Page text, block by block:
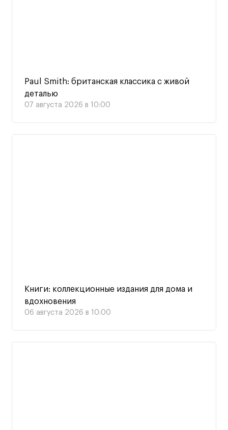
Paul Smith: британская классика с живой
деталью
07 августа 2026 в 10:00
Книги: коллекционные издания для дома и
вдохновения
06 августа 2026 в 10:00